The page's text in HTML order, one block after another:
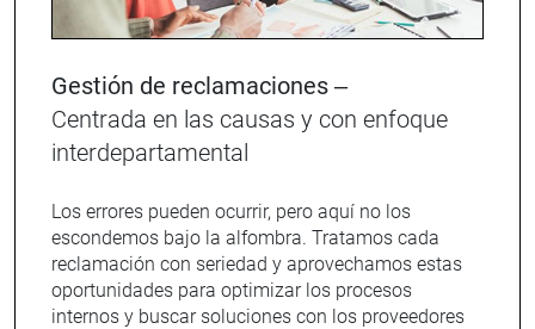
Gestión de reclamaciones –
Centrada en las causas y con enfoque
interdepartamental
Los errores pueden ocurrir, pero aquí no los
escondemos bajo la alfombra. Tratamos cada
reclamación con seriedad y aprovechamos estas
oportunidades para optimizar los procesos
internos y buscar soluciones con los proveedores